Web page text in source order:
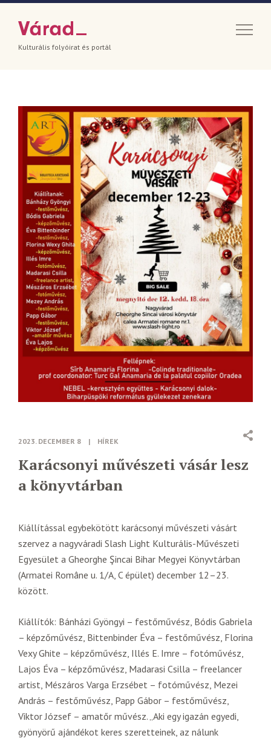
Kulturális folyóirat és portál
2023. DECEMBER 8 | HÍREK
Karácsonyi művészeti vásár lesz
a könyvtárban
Kiállítással egybekötött karácsonyi művészeti vásárt
szervez a nagyváradi Slash Light Kulturális-Művészeti
Egyesület a Gheorghe Şincai Bihar Megyei Könyvtárban
(Armatei Române u. 1/A, C épület) december 12–23.
között.
Kiállítók: Bánházi Gyöngyi – festőművész, Bódis Gabriela
– képzőművész, Bittenbinder Éva – festőművész, Florina
Vexy Ghite – képzőművész, Illés E. Imre – fotóművész,
Lajos Éva – képzőművész, Madarasi Csilla – freelancer
artist, Mészáros Varga Erzsébet – fotóművész, Mezei
András – festőművész, Papp Gábor – festőművész,
Viktor József – amatőr művész. „Aki egy igazán egyedi,
gyönyörű ajándékot keres szeretteinek, az nálunk